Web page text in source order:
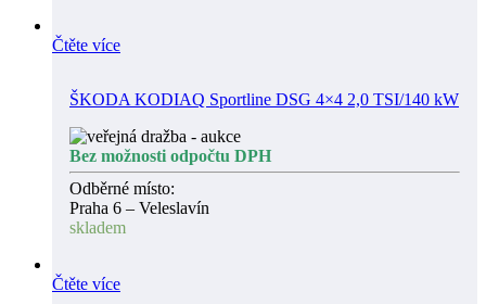
Čtěte více
ŠKODA KODIAQ Sportline DSG 4×4 2,0 TSI/140 kW
Bez možnosti odpočtu DPH
Odběrné místo:
Praha 6 – Veleslavín
skladem
Čtěte více